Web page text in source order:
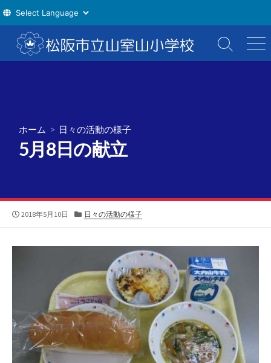
テ
検
索
メ
ニ
ホーム > 日々の活動の様子
5月8日の献立
公
2018年5月10日
カ
リ
日々の活動の様子